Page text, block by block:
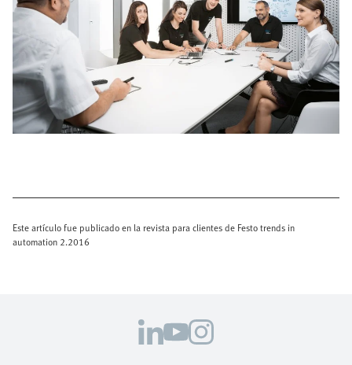
Este artículo fue publicado en la revista para clientes de Festo trends in
automation 2.2016